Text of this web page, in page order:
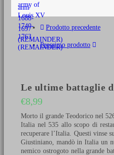
Prodotto precedente
Prossimo prodotto
Le ultime battaglie
€8,99
Morto il grande Teodorico nel
Italia nel 535 allo scopo di
recuperare l’Italia. Questi vinse
Giustiniano, mandò in Italia un
nemico ostrogoto nella grande